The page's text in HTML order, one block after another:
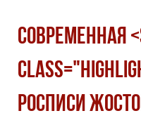
СОВРЕМЕННАЯ
РОСПИСИ